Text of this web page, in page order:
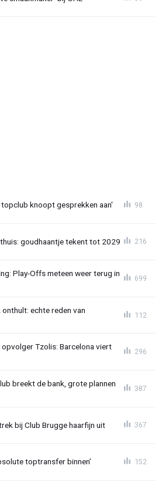
knoopt gesprekken aan' 98
goudhaantje tekent tot 2029 216
Play-Offs meteen weer terug in
699
echte reden van
112
Tzolis: Barcelona viert
296
breekt de bank, grote plannen
387
bij Club Brugge haarfijn uit 367
toptransfer binnen’ 152